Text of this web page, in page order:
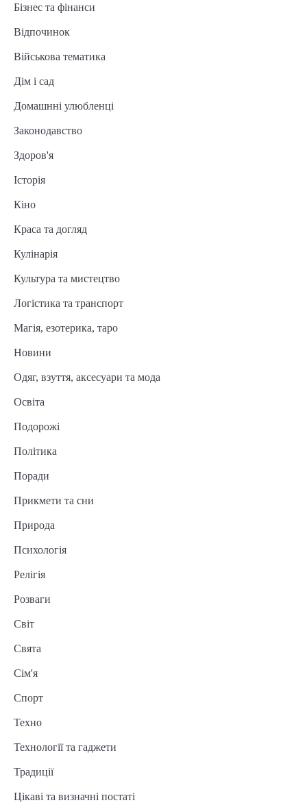
Бізнес та фінанси
Відпочинок
Військова тематика
Дім і сад
Домашнні улюбленці
Законодавство
Здоров'я
Історія
Кіно
Краса та догляд
Кулінарія
Культура та мистецтво
Логістика та транспорт
Магія, езотерика, таро
Новини
Одяг, взуття, аксесуари та мода
Освіта
Подорожі
Політика
Поради
Прикмети та сни
Природа
Психологія
Релігія
Розваги
Світ
Свята
Сім'я
Спорт
Техно
Технології та гаджети
Традиції
Цікаві та визначні постаті